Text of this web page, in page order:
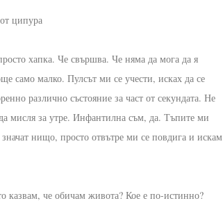
ципура
хапка. Че свършва. Че няма да мога да я
само малко. Пулсът ми се учести, исках да се
различно състояние за част от секундата. Не
мисля за утре. Инфантилна съм, да. Тъпите ми
нищо, просто отвътре ми се повдига и искам
казвам, че обичам живота? Кое е по-истинно?